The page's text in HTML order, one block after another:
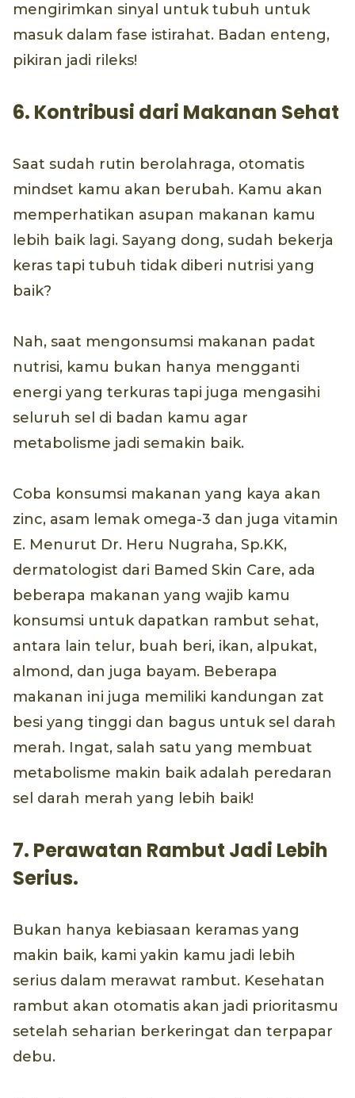
mengirimkan sinyal untuk tubuh untuk
masuk dalam fase istirahat. Badan enteng,
pikiran jadi rileks!
6. Kontribusi dari Makanan Sehat
Saat sudah rutin berolahraga, otomatis
mindset kamu akan berubah. Kamu akan
memperhatikan asupan makanan kamu
lebih baik lagi. Sayang dong, sudah bekerja
keras tapi tubuh tidak diberi nutrisi yang
baik?
Nah, saat mengonsumsi makanan padat
nutrisi, kamu bukan hanya mengganti
energi yang terkuras tapi juga mengasihi
seluruh sel di badan kamu agar
metabolisme jadi semakin baik.
Coba konsumsi makanan yang kaya akan
zinc, asam lemak omega-3 dan juga vitamin
E. Menurut Dr. Heru Nugraha, Sp.KK,
dermatologist dari Bamed Skin Care, ada
beberapa makanan yang wajib kamu
konsumsi untuk dapatkan rambut sehat,
antara lain telur, buah beri, ikan, alpukat,
almond, dan juga bayam. Beberapa
makanan ini juga memiliki kandungan zat
besi yang tinggi dan bagus untuk sel darah
merah. Ingat, salah satu yang membuat
metabolisme makin baik adalah peredaran
sel darah merah yang lebih baik!
7. Perawatan Rambut Jadi Lebih
Serius.
Bukan hanya kebiasaan keramas yang
makin baik, kami yakin kamu jadi lebih
serius dalam merawat rambut. Kesehatan
rambut akan otomatis akan jadi prioritasmu
setelah seharian berkeringat dan terpapar
debu.